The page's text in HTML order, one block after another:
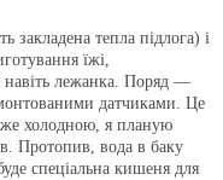
закладена тепла підлога) і
їжі,
навіть лежанка. Поряд —
датчиками. Це
холодною, я планую
Протопив, вода в баку
спеціальна кишеня для